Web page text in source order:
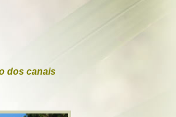
dos canais